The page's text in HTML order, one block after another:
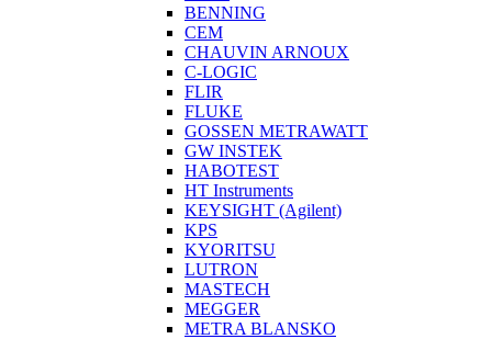
BENNING
CEM
CHAUVIN ARNOUX
C-LOGIC
FLIR
FLUKE
GOSSEN METRAWATT
GW INSTEK
HABOTEST
HT Instruments
KEYSIGHT (Agilent)
KPS
KYORITSU
LUTRON
MASTECH
MEGGER
METRA BLANSKO